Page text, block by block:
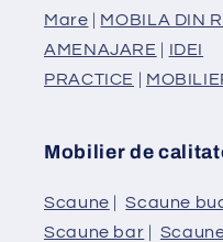
Mare | MOBILA DIN
AMENAJARE | IDEI
PRACTICE |
Mobilier de
Scaune |Scaune
Scaune bar |